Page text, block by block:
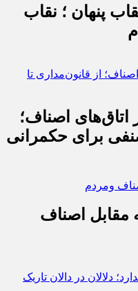
پنهان ؛ نقاب
اصناف؛
برای حکمرانی
مقابل اصناف